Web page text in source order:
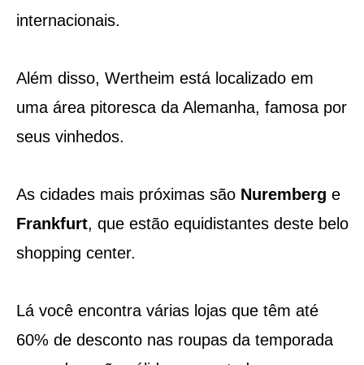
internacionais.
Além disso, Wertheim está localizado em
uma área pitoresca da Alemanha, famosa por
seus vinhedos.
As cidades mais próximas são Nuremberg e
Frankfurt, que estão equidistantes deste belo
shopping center.
Lá você encontra várias lojas que têm até
60% de desconto nas roupas da temporada